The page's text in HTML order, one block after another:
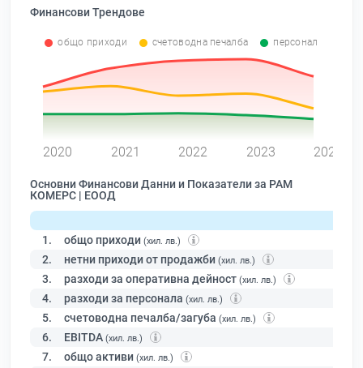
Финансови Трендове
общо приходи счетоводна печалба персонал
2020 2021 2022 2023 2024
Основни Финансови Данни и Показатели за РАМ
КОМЕРС | ЕООД
1. общо приходи (хил. лв.)
2. нетни приходи от продажби (хил. лв.)
3. разходи за оперативна дейност (хил. лв.)
4. разходи за персонала (хил. лв.)
5. счетоводна печалба/загуба (хил. лв.)
6. EBITDA (хил. лв.)
7. общо активи (хил. лв.)